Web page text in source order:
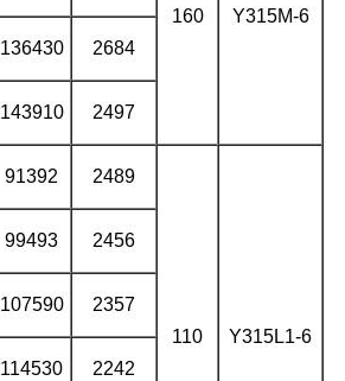
160 Y315M-6
136430 2684
143910 2497
91392 2489
110 Y315L1-6
99493 2456
107590 2357
114530 2242